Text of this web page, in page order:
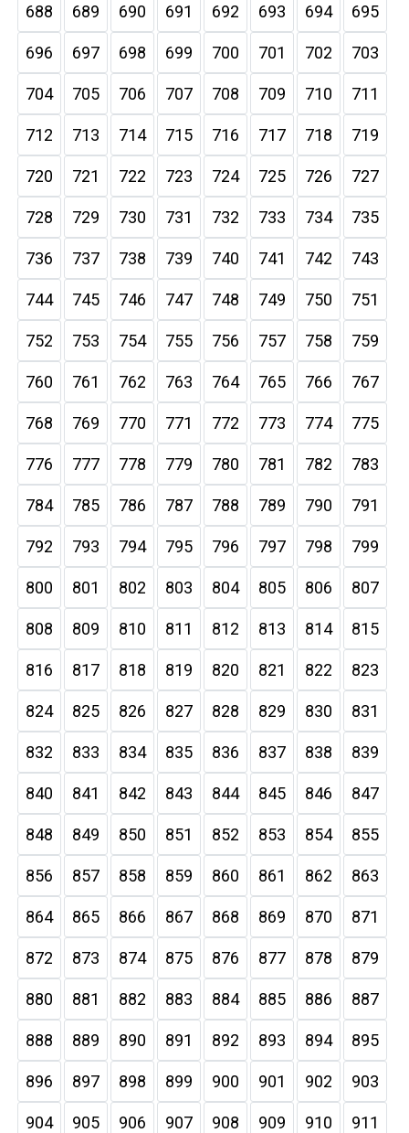
688 689 690 691 692 693 694 695
696 697 698 699 700 701 702 703
704 705 706 707 708 709 710 711
712 713 714 715 716 717 718 719
720 721 722 723 724 725 726 727
728 729 730 731 732 733 734 735
736 737 738 739 740 741 742 743
744 745 746 747 748 749 750 751
752 753 754 755 756 757 758 759
760 761 762 763 764 765 766 767
768 769 770 771 772 773 774 775
776 777 778 779 780 781 782 783
784 785 786 787 788 789 790 791
792 793 794 795 796 797 798 799
800 801 802 803 804 805 806 807
808 809 810 811 812 813 814 815
816 817 818 819 820 821 822 823
824 825 826 827 828 829 830 831
832 833 834 835 836 837 838 839
840 841 842 843 844 845 846 847
848 849 850 851 852 853 854 855
856 857 858 859 860 861 862 863
864 865 866 867 868 869 870 871
872 873 874 875 876 877 878 879
880 881 882 883 884 885 886 887
888 889 890 891 892 893 894 895
896 897 898 899 900 901 902 903
904 905 906 907 908 909 910 911